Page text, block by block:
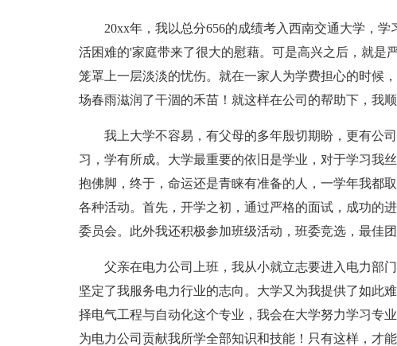
20xx年，我以总分656的成绩考入西南交通大学，
活困难的'家庭带来了很大的慰藉。可是高兴之后，就是
笼罩上一层淡淡的忧伤。就在一家人为学费担心的时候
场春雨滋润了干涸的禾苗！就这样在公司的帮助下，我
我上大学不容易，有父母的多年殷切期盼，更有公
习，学有所成。大学最重要的依旧是学业，对于学习我
抱佛脚，终于，命运还是青睐有准备的人，一学年我都
各种活动。首先，开学之初，通过严格的面试，成功的
委员会。此外我还积极参加班级活动，班委竞选，最佳
父亲在电力公司上班，我从小就立志要进入电力部
坚定了我服务电力行业的志向。大学又为我提供了如
择电气工程与自动化这个专业，我会在大学努力学习专
为电力公司贡献我所学全部知识和技能！只有这样，才